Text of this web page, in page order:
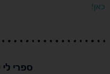
כאן!
ספרי